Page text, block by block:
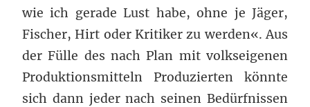
wie ich gerade Lust habe, ohne je Jäger,
Fischer, Hirt oder Kritiker zu werden«. Aus
der Fülle des nach Plan mit volkseigenen
Produktionsmitteln Produzierten könnte
sich dann jeder nach seinen Bedürfnissen